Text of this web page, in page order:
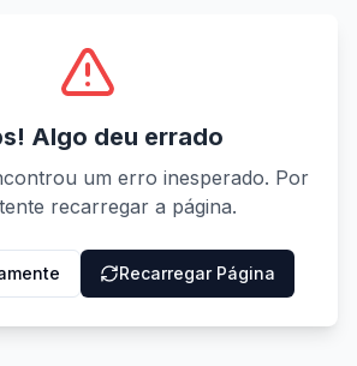
Algo deu errado
um erro inesperado. Por
recarregar a página.
Recarregar Página